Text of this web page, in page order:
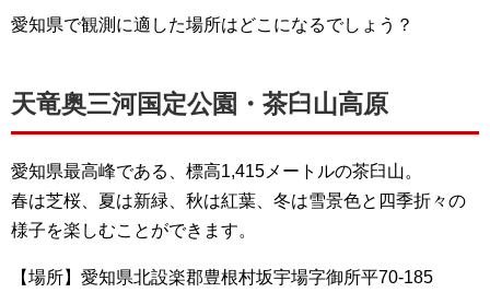
愛知県で観測に適した場所はどこになるでしょう？
天竜奥三河国定公園・茶臼山高原
愛知県最高峰である、標高1,415メートルの茶臼山。
春は芝桜、夏は新緑、秋は紅葉、冬は雪景色と四季折々の
様子を楽しむことができます。
【場所】愛知県北設楽郡豊根村坂宇場字御所平70-185